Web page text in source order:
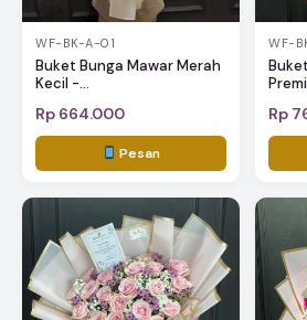
WF-BK-A-01
Buket Bunga Mawar Merah
Kecil -...
Rp 664.000
Pesan
WF-
Rp